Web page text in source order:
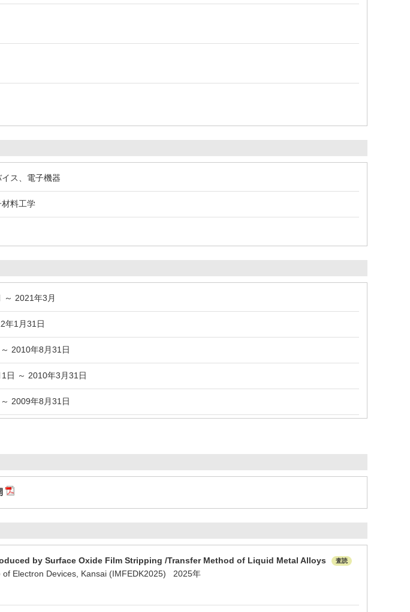
ス、電子機器
料工学
2021年3月
年1月31日
2010年8月31日
日 ～ 2010年3月31日
2009年8月31日
by Surface Oxide Film Stripping /Transfer Method of Liquid Metal Alloys 査読
Electron Devices, Kansai (IMFEDK2025) 2025年